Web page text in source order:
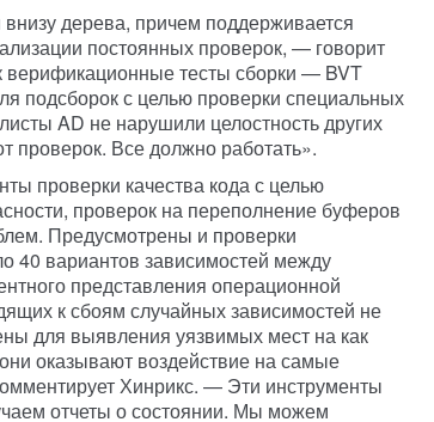
дерева, причем поддерживается
постоянных проверок, — говорит
тесты сборки — BVT
подсборок с целью проверки специальных
AD не нарушили целостность других
проверок. Все должно работать».
проверки качества кода с целью
проверок на переполнение буферов
Предусмотрены и проверки
40 вариантов зависимостей между
представления операционной
к сбоям случайных зависимостей не
для выявления уязвимых мест на как
оказывают воздействие на самые
Хинрикс. — Эти инструменты
отчеты о состоянии. Мы можем